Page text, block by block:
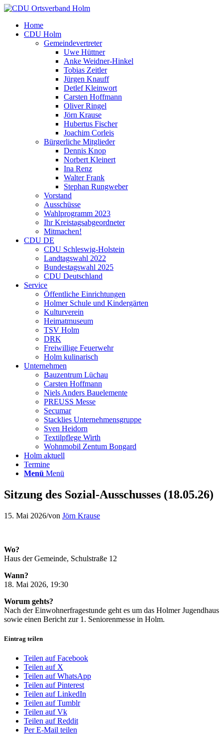
Home
CDU Holm
Gemeindevertreter
Uwe Hüttner
Anke Weidner-Hinkel
Tobias Zeitler
Jürgen Knauff
Detlef Kleinwort
Carsten Hoffmann
Oliver Ringel
Jörn Krause
Hubertus Fischer
Joachim Corleis
Bürgerliche Mitglieder
Dennis Knop
Norbert Kleinert
Ina Renz
Walter Frank
Stephan Rungweber
Vorstand
Ausschüsse
Wahlprogramm 2023
Ihr Kreistagsabgeordneter
Mitmachen!
CDU DE
CDU Schleswig-Holstein
Landtagswahl 2022
Bundestagswahl 2025
CDU Deutschland
Service
Öffentliche Einrichtungen
Holmer Schule und Kindergärten
Kulturverein
Heimatmuseum
TSV Holm
DRK
Freiwillige Feuerwehr
Holm kulinarisch
Unternehmen
Bauzentrum Lüchau
Carsten Hoffmann
Niels Anders Bauelemente
PREUSS Messe
Secumar
Stacklies Unternehmensgruppe
Sven Heidorn
Textilpflege Wirth
Wohnmobil Zentum Bongard
Holm aktuell
Termine
Menü Menü
Sitzung des Sozial-Ausschusses (18.05.26)
15. Mai 2026/von Jörn Krause
Wo?
Haus der Gemeinde, Schulstraße 12
Wann?
18. Mai 2026, 19:30
Worum gehts?
Nach der Einwohnerfragestunde geht es um das Holmer Jugendhaus
sowie einen Bericht zur 1. Seniorenmesse in Holm.
Eintrag teilen
Teilen auf Facebook
Teilen auf X
Teilen auf WhatsApp
Teilen auf Pinterest
Teilen auf LinkedIn
Teilen auf Tumblr
Teilen auf Vk
Teilen auf Reddit
Per E-Mail teilen